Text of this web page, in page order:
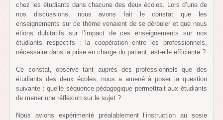
chez les étudiants dans chacune des deux écoles. Lors d’une de
nos discussions, nous avons fait le constat que les
enseignements sur ce thème venaient de se dérouler et que nous
étions dubitatifs sur l’impact de ces enseignements sur nos
étudiants respectifs : la coopération entre les professionnels,
nécessaire dans la prise en charge du patient, est-elle efficiente ?
Ce constat, observé tant auprès des professionnels que des
étudiants des deux écoles, nous a amené à poser la question
suivante : quelle séquence pédagogique permettrait aux étudiants
de mener une réflexion sur le sujet ?
Nous avions expérimenté préalablement l’instruction au sosie